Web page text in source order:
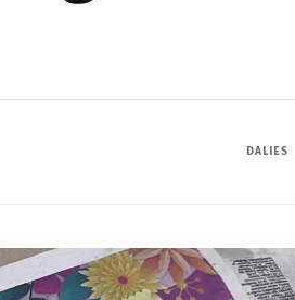
DALIES